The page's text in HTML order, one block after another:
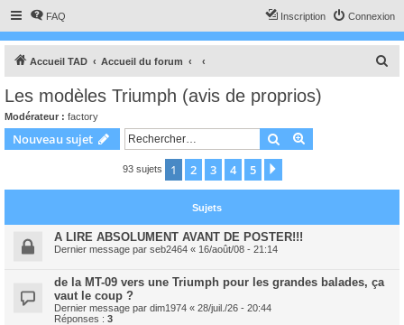
FAQ Connexion
Inscription
Accueil TAD Accueil du forum
c
Les modèles Triumph (avis de proprios)
Modérateur : factory
Nouveau sujet Rechercher
93 sujets 1 2 3 4 5
Sujets
A LIRE ABSOLUMENT AVANT DE POSTER!!!
Dernier message par seb2464 « 16/août/08 - 21:14
de la MT-09 vers une Triumph pour les grandes balades, ça
vaut le coup ?
Dernier message par dim1974 « 28/juil./26 - 20:44
Réponses : 3